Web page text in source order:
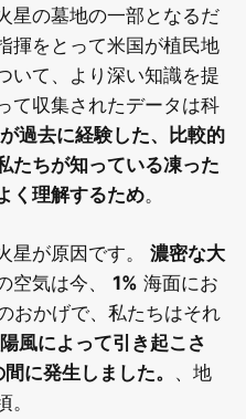
星の墓地の一部となるだ
揮をとって米国が植民地
いて、より深い知識を提
て収集されたデータは科
過去に経験した、比較的
たちが知っている凍った
く理解するため。
星が原因です。 濃密な大
空気は今、 1% 海面にお
おかげで、私たちはそれ
風によって引き起こさ
に発生しました。 、地